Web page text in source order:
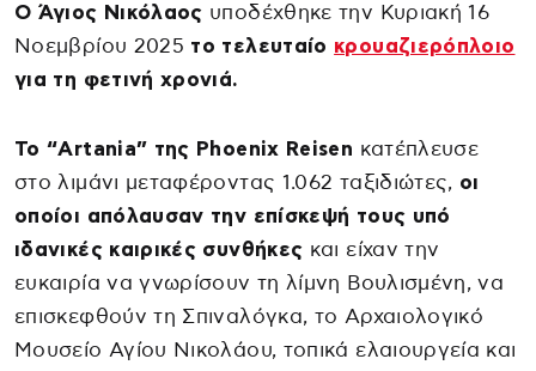
Ο Άγιος Νικόλαος υποδέχθηκε την Κυριακή 16
Νοεμβρίου 2025 το τελευταίο κρουαζιερόπλοιο
για τη φετινή χρονιά.
Το “Artania” της Phoenix Reisen κατέπλευσε
στο λιμάνι μεταφέροντας 1.062 ταξιδιώτες, οι
οποίοι απόλαυσαν την επίσκεψή τους υπό
ιδανικές καιρικές συνθήκες και είχαν την
ευκαιρία να γνωρίσουν τη λίμνη Βουλισμένη, να
επισκεφθούν τη Σπιναλόγκα, το Αρχαιολογικό
Μουσείο Αγίου Νικολάου, τοπικά ελαιουργεία και